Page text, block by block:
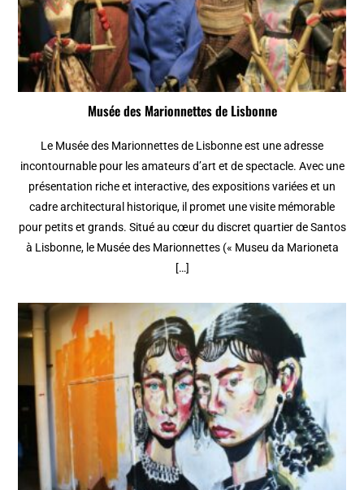
Musée des Marionnettes de Lisbonne
Le Musée des Marionnettes de Lisbonne est une adresse
incontournable pour les amateurs d’art et de spectacle. Avec une
présentation riche et interactive, des expositions variées et un
cadre architectural historique, il promet une visite mémorable
pour petits et grands. Situé au cœur du discret quartier de Santos
à Lisbonne, le Musée des Marionnettes (« Museu da Marioneta
[…]